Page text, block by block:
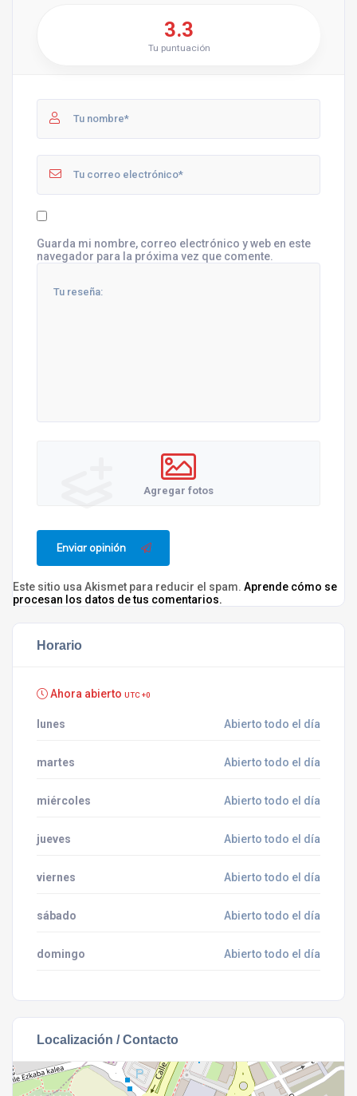
3.3
Tu puntuación
Guarda mi nombre, correo electrónico y web en este
navegador para la próxima vez que comente.
Agregar fotos
Enviar opinión
Este sitio usa Akismet para reducir el spam. Aprende cómo se
procesan los datos de tus comentarios.
Horario
Ahora abierto UTC +0
lunes Abierto todo el día
martes Abierto todo el día
miércoles Abierto todo el día
jueves Abierto todo el día
viernes Abierto todo el día
sábado Abierto todo el día
domingo Abierto todo el día
Localización / Contacto